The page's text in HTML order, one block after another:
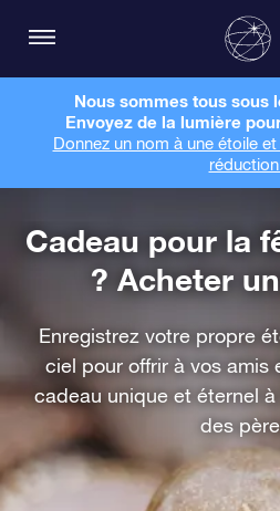
Nous sommes tous sous
Envoyez de la lumière
Donnez un nom à une étoile
Cadeau pour la
? Acheter
Enregistrez votre propre
ciel pour offrir à vos amis
cadeau unique et éternel
des